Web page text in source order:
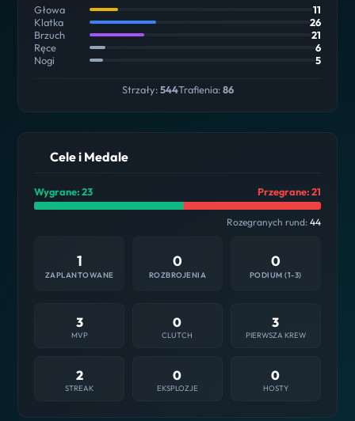
Głowa
11
Klatka
26
Brzuch
21
Ręce
6
Nogi
5
Strzały:544Trafienia:86
Cele i Medale
Wygrane: 23 Przegrane: 21
Rozegranych rund: 44
1
ZAPLANTOWANE
0
ROZBROJENIA
0
PODIUM (1-3)
3
MVP
0
CLUTCH
3
PIERWSZA KREW
2
STREAK
0
EKSPLOZJE
0
HOSTY